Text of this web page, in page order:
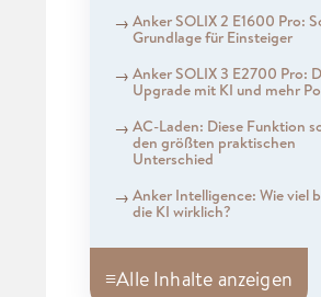
Anker SOLIX 2 E1600 Pro:
Grundlage für Einsteiger
Anker SOLIX 3 E2700 Pro:
Upgrade mit KI und mehr
AC-Laden: Diese Funktion
den größten praktischen
Unterschied
Anker Intelligence: Wie viel
die KI wirklich?
≡Alle Inhalte anzeigen